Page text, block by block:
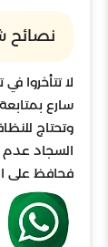
نصائح
لا تتأخروا
سارع
وتحتاج
السجاد عدم
فحافظ على